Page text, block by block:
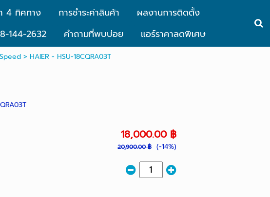
4 ทิศทาง การชำระค่าสินค้า
ผลงานการติดตั้ง
144-2632 คำถามที่พบบ่อย แอร์ราคาลดพิเศษ
> HAIER - HSU-18CQRA03T
18,000.00 ฿
20,900.00 ฿ (-14%)